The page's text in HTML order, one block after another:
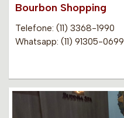
Bourbon Shopping
Telefone: (11) 3368-1990
Whatsapp: (11) 91305-0699